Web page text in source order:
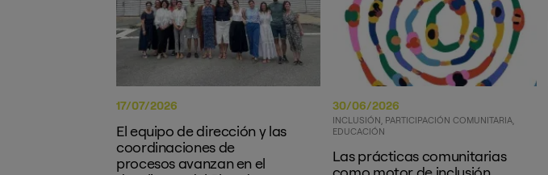
17/07/2026
El equipo de dirección y las
coordinaciones de
procesos avanzan en el
30/06/2026
INCLUSIÓN PARTICIPACIÓN COMUNITARIA
EDUCACIÓN
Las prácticas comunitarias